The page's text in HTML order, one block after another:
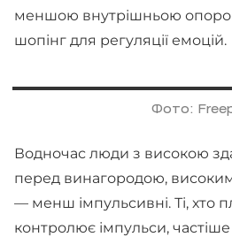
меншою внутрішньою
шопінг для регуляції емоцій.
Фото:
Водночас люди з високою
перед винагородою, високим
— менш імпульсивні. Ті, хто
контролює імпульси,